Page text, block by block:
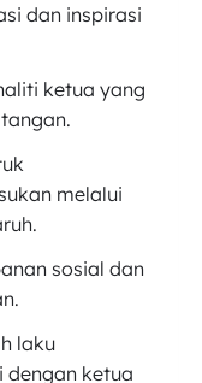
motivasi
buahnya
cemerlang
Gaya
tuan puan
Tiada
dan inspirasi
ketua yang
melalui
sosial dan
laku
ketua